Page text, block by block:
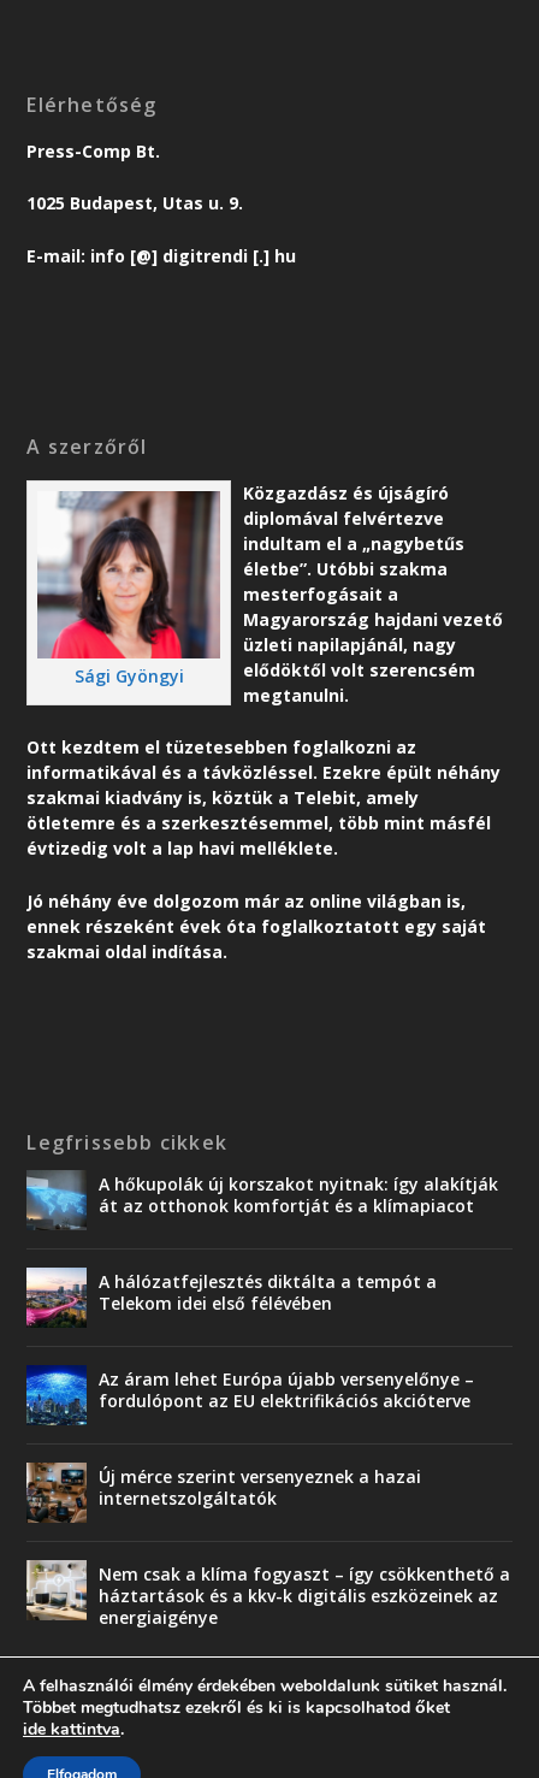
Elérhetőség
Press-Comp Bt.
1025 Budapest, Utas u. 9.
E-mail: info [@] digitrendi [.] hu
A szerzőről
Sági Gyöngyi
Közgazdász és újságíró
diplomával felvértezve
indultam el a „nagybetűs
életbe”. Utóbbi szakma
mesterfogásait a
Magyarország hajdani vezető
üzleti napilapjánál, nagy
elődöktől volt szerencsém
megtanulni.
Ott kezdtem el tüzetesebben foglalkozni az
informatikával és a távközléssel. Ezekre épült néhány
szakmai kiadvány is, köztük a Telebit, amely
ötletemre és a szerkesztésemmel, több mint másfél
évtizedig volt a lap havi melléklete.
Jó néhány éve dolgozom már az online világban is,
ennek részeként évek óta foglalkoztatott egy saját
szakmai oldal indítása.
Legfrissebb cikkek
A hőkupolák új korszakot nyitnak: így alakítják
át az otthonok komfortját és a klímapiacot
A hálózatfejlesztés diktálta a tempót a
Telekom idei első félévében
Az áram lehet Európa újabb versenyelőnye –
fordulópont az EU elektrifikációs akcióterve
Új mérce szerint versenyeznek a hazai
internetszolgáltatók
Nem csak a klíma fogyaszt – így csökkenthető a
háztartások és a kkv-k digitális eszközeinek az
energiaigénye
A felhasználói élmény érdekében weboldalunk sütiket használ.
Többet megtudhatsz ezekről és ki is kapcsolhatod őket
ide kattintva.